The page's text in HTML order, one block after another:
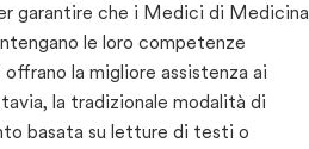
garantire che i Medici di Medicina
le loro competenze
la migliore assistenza ai
la tradizionale modalità di
basata su letture di testi o